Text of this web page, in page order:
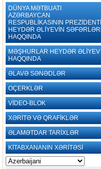
DÜNYA MƏTBUATI
AZƏRBAYCAN
RESPUBLİKASININ PREZİDENTİ
HEYDƏR ƏLİYEVİN SƏFƏRLƏRİ
HAQQINDA
MƏŞHURLAR HEYDƏR ƏLİYEV
HAQQINDA
ƏLAVƏ SƏNƏDLƏR
OÇERKLƏR
VİDEO-BLOK
XƏRİTƏ VƏ QRAFİKLƏR
ƏLAMƏTDAR TARİXLƏR
KİTABXANANIN XƏRİTƏSİ